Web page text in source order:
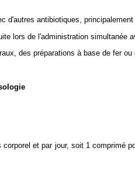
d'autres antibiotiques,
lors de l'administration simultanée
des préparations à base de fer
et par jour, soit 1 comprimé